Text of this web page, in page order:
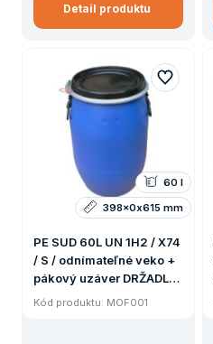
Detail produktu
PE SUD 60L UN 1H2 / X74
/ S / odnímateľné veko +
pákový uzáver DRŽADLA
3 kg
Kód produktu: MOF001
60 l
398x0x615 mm